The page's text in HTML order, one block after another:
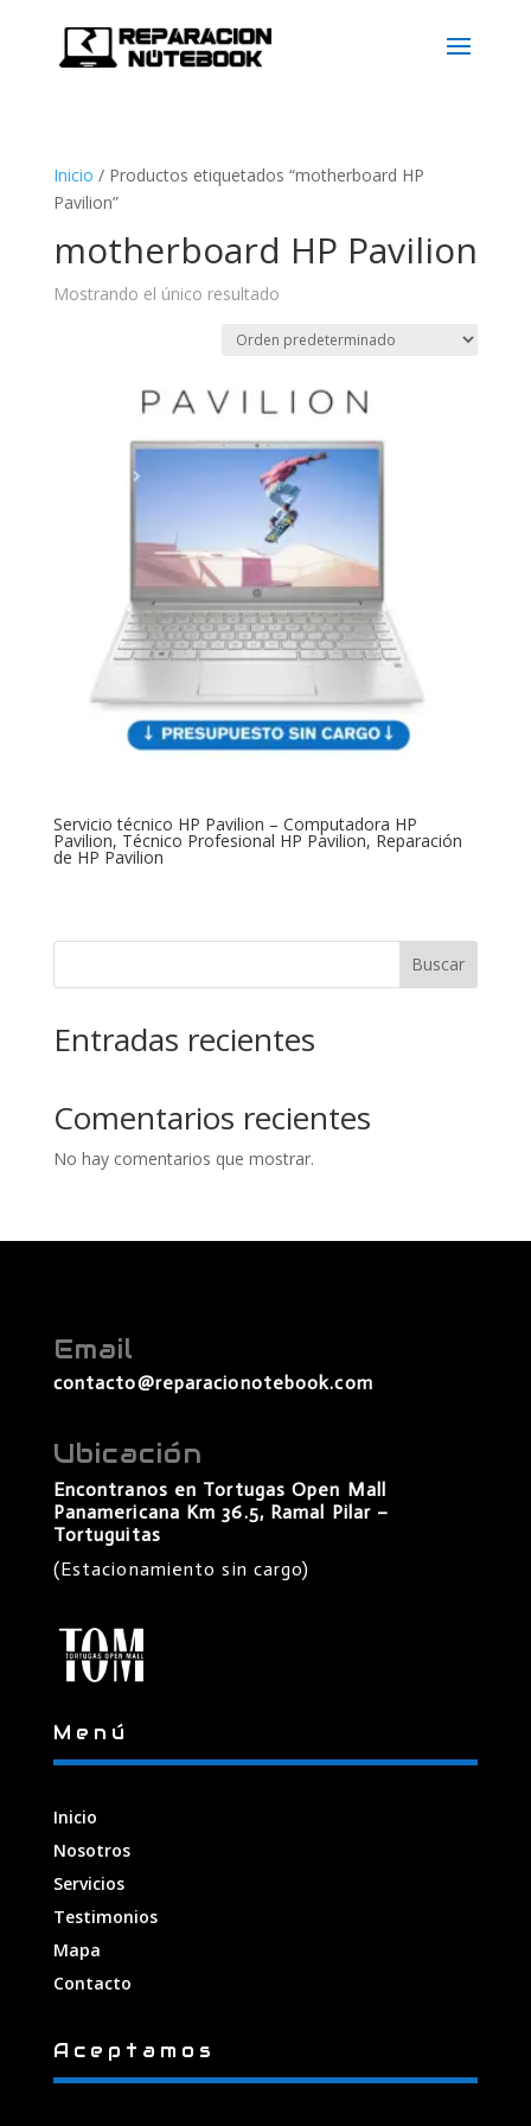
Inicio / Productos etiquetados “motherboard HP
Pavilion”
motherboard HP Pavilion
Mostrando el único resultado
Servicio técnico HP Pavilion – Computadora HP
Pavilion, Técnico Profesional HP Pavilion, Reparación
de HP Pavilion
Buscar
Entradas recientes
Comentarios recientes
No hay comentarios que mostrar.
Email
contacto@reparacionotebook.com
Ubicación
Encontranos en Tortugas Open Mall
Panamericana Km 36.5, Ramal Pilar –
Tortuguitas
(Estacionamiento sin cargo)
Menú
Inicio
Nosotros
Servicios
Testimonios
Mapa
Contacto
Aceptamos